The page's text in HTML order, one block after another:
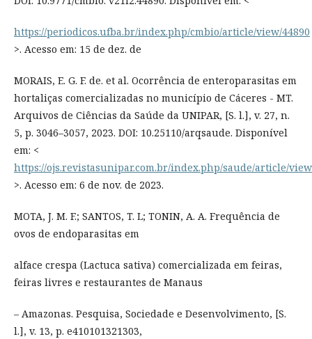
https://periodicos.ufba.br/index.php/cmbio/article/view/44890
>. Acesso em: 15 de dez. de
MORAIS, E. G. F. de. et al. Ocorrência de enteroparasitas em
hortaliças comercializadas no município de Cáceres - MT.
Arquivos de Ciências da Saúde da UNIPAR, [S. l.], v. 27, n.
5, p. 3046–3057, 2023. DOI: 10.25110/arqsaude. Disponível
em: <
https://ojs.revistasunipar.com.br/index.php/saude/article/
>. Acesso em: 6 de nov. de 2023.
MOTA, J. M. F.; SANTOS, T. L; TONIN, A. A. Frequência de
ovos de endoparasitas em
alface crespa (Lactuca sativa) comercializada em feiras,
feiras livres e restaurantes de Manaus
– Amazonas. Pesquisa, Sociedade e Desenvolvimento, [S.
l.], v. 13, p. e410101321303,